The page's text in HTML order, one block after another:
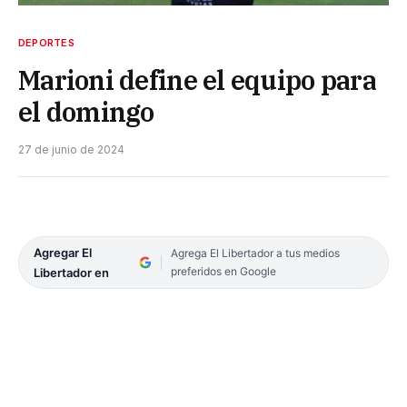
DEPORTES
Marioni define el equipo para
el domingo
27 de junio de 2024
Agregar El
Libertador en
Agrega El Libertador a tus medios
preferidos en Google